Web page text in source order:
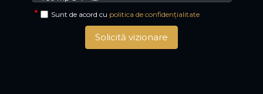
Sunt de acord cu politica de confidențialitate
Solicită vizionare